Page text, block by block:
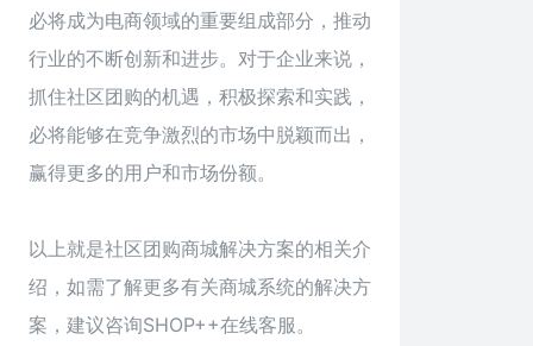
必将成为电商领域的重要组成部分，推动
行业的不断创新和进步。对于企业来说，
抓住社区团购的机遇，积极探索和实践，
必将能够在竞争激烈的市场中脱颖而出，
赢得更多的用户和市场份额。
以上就是社区团购商城解决方案的相关介
绍，如需了解更多有关商城系统的解决方
案，建议咨询SHOP++在线客服。